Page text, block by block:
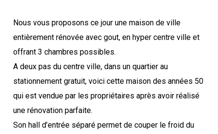
Nous vous proposons ce jour une maison de ville
entièrement rénovée avec gout, en hyper centre ville et
offrant 3 chambres possibles.
A deux pas du centre ville, dans un quartier au
stationnement gratuit, voici cette maison des années 50
qui est vendue par les propriétaires après avoir réalisé
une rénovation parfaite.
Son hall d’entrée séparé permet de couper le froid du